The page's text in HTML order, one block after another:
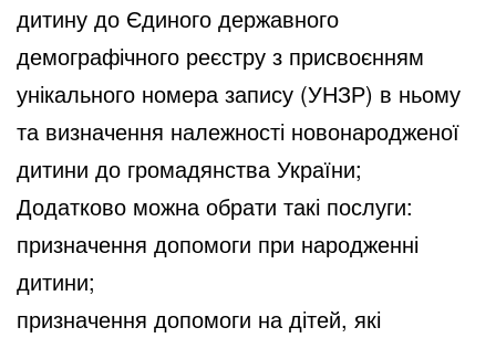
дитину до Єдиного державного
демографічного реєстру з присвоєнням
унікального номера запису (УНЗР) в ньому
та визначення належності новонародженої
дитини до громадянства України;
Додатково можна обрати такі послуги:
призначення допомоги при народженні
дитини;
призначення допомоги на дітей, які